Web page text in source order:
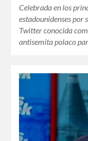
Celebrada en los
estadounidenses por
Twitter conocida
antisemita polaco